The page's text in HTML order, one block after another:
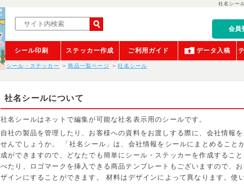
社名シー
会員
シール印刷 ステッカー作成 ご利用ガイド データ入稿
シール・ステッカー 商品一覧ページ 社名シール
社名シールについて
社名シールはネットで編集が可能な社名表示用のシールです。
自社の製品を管理したり、お客様への資料をお渡しする際に、会社情報
せんでしょうか。 「社名シール」は、会社情報をシールにまとめること
成ができますので、どなたでも簡単にシール・ステッカーを作成するこ
べたり、ロゴマークを挿入できる商品テンプレートもございますので、
ザインにすることができます。 材料はデザインによって異なります。使